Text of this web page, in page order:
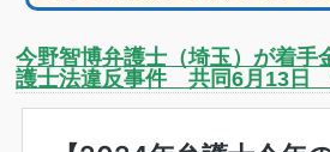
今野智博弁護士（埼玉）が着
護士法違反事件 共同6月13日